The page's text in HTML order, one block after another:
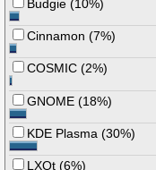
Budgie (10%)
Cinnamon (7%)
COSMIC (2%)
GNOME (18%)
KDE Plasma (30%)
LXQt (6%)